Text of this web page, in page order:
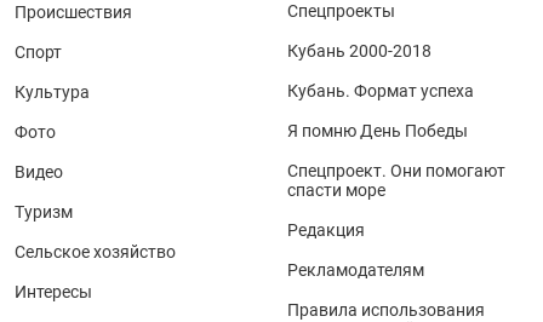
Происшествия
Спорт
Культура
Фото
Видео
Туризм
Сельское хозяйство
Интересы
Спецпроекты
Кубань 2000-2018
Кубань. Формат успеха
Я помню День Победы
Спецпроект. Они помогают
спасти море
Редакция
Рекламодателям
Правила использования